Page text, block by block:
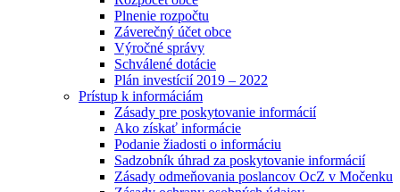
Plnenie rozpočtu
Záverečný účet obce
Výročné správy
Schválené dotácie
Plán investícií 2019 – 2022
Prístup k informáciám
Zásady pre poskytovanie informácií
Ako získať informácie
Podanie žiadosti o informáciu
Sadzobník úhrad za poskytovanie informácií
Zásady odmeňovania poslancov OcZ v Močenku